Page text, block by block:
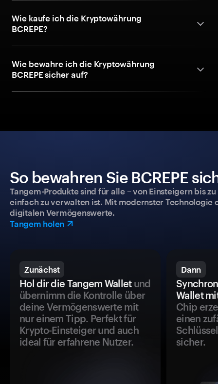
Wie kaufe ich die Kryptowährung
BCREPE?
Wie bewahre ich die Kryptowährung
BCREPE sicher auf?
So bewahren Sie BCREPE
Tangem-Produkte sind für alle – von Einsteigern bis
einfach zu verwalten ist. Mit modernster
digitalen Vermögenswerte.
Tangem holen
Zunächst
Hol dir die Tangem Walletund
übernimm die Kontrolle über
deine Vermögenswerte mit
nur einem Tipp. Perfekt für
Krypto-Einsteiger und auch
ideal für erfahrene Nutzer.
Dann
Wallet
Chip
einen
sicher.